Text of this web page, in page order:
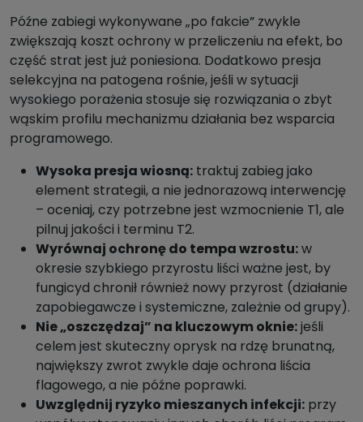
Późne zabiegi wykonywane „po fakcie” zwykle
zwiększają koszt ochrony w przeliczeniu na efekt, bo
część strat jest już poniesiona. Dodatkowo presja
selekcyjna na patogena rośnie, jeśli w sytuacji
wysokiego porażenia stosuje się rozwiązania o zbyt
wąskim profilu mechanizmu działania bez wsparcia
programowego.
Wysoka presja wiosną: traktuj zabieg jako
element strategii, a nie jednorazową interwencję
– oceniaj, czy potrzebne jest wzmocnienie T1, ale
pilnuj jakości i terminu T2.
Wyrównaj ochronę do tempa wzrostu:w
okresie szybkiego przyrostu liści ważne jest, by
fungicyd chronił również nowy przyrost (działanie
zapobiegawcze i systemiczne, zależnie od grupy).
Nie „oszczędzaj” na kluczowym oknie:jeśli
celem jest skuteczny oprysk na rdzę brunatną,
największy zwrot zwykle daje ochrona liścia
flagowego, a nie późne poprawki.
Uwzględnij ryzyko mieszanych infekcji: przy